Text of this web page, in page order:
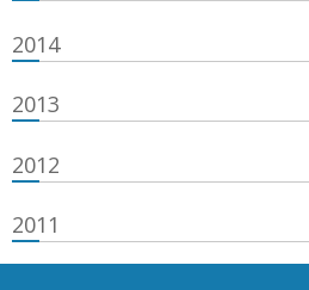
2014
2013
2012
2011